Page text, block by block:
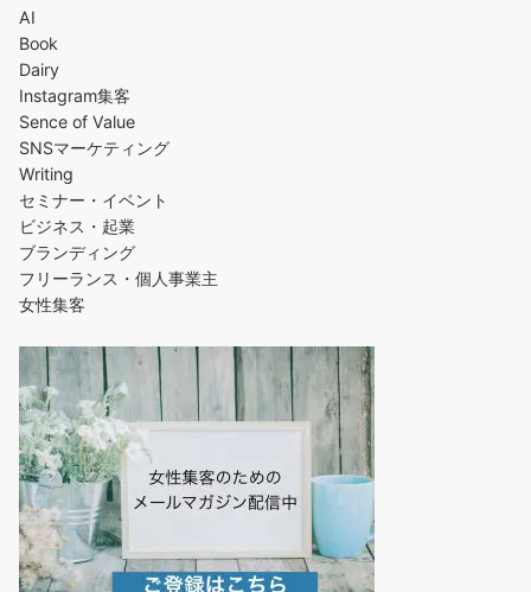
AI
Book
Dairy
Instagram集客
Sence of Value
SNSマーケティング
Writing
セミナー・イベント
ビジネス・起業
ブランディング
フリーランス・個人事業主
女性集客